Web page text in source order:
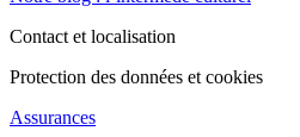
Contact et localisation
Protection des données et cookies
Assurances